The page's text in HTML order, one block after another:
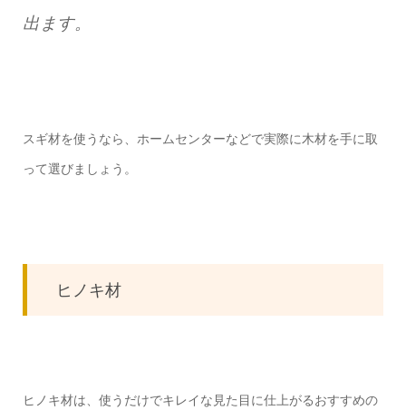
出ます。
スギ材を使うなら、ホームセンターなどで実際に木材を手に取
って選びましょう。
ヒノキ材
ヒノキ材は、使うだけでキレイな見た目に仕上がるおすすめの